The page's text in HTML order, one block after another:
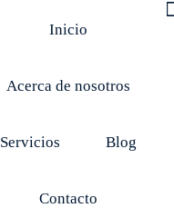
Inicio
Acerca de nosotros
Servicios Blog
Contacto